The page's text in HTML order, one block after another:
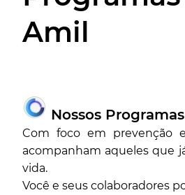
Amil
Nossos
Com foco em prevenção
acompanham aqueles que
vida.
Você e seus colaboradores